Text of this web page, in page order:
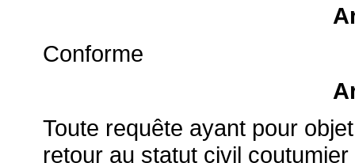
Conforme
Toute requête ayant pour
retour au statut civil